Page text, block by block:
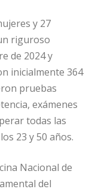
y 27
riguroso
de 2024 y
inicialmente 364
pruebas
exámenes
todas las
23 y 50 años.
Nacional de
del